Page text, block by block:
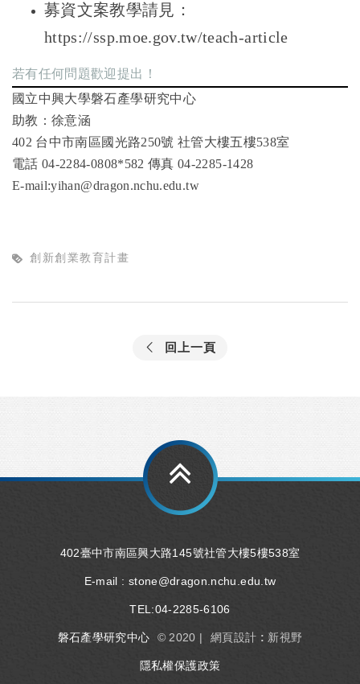
募資文案教學請見：
https://ssp.moe.gov.tw/teach-article
若有任何問題歡迎提出！
國立中興大學磐石產學研究中心
助教：徐意涵
402 台中市南區國光路250號 社管大樓五樓538室
電話 04-2284-0808*582 傳真 04-2285-1428
E-mail:yihan@dragon.nchu.edu.tw
創新創業教育計畫
回上一頁
402臺中市南區興大路145號社管大樓5樓538室
E-mail : stone@dragon.nchu.edu.tw
TEL:04-2285-6106
磐石產學研究中心 © 2020 | 網頁設計 : 新視野
隱私權保護政策